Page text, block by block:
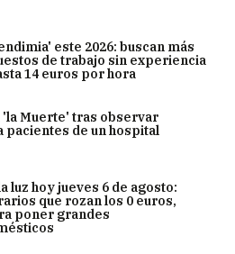
este 2026: buscan más
de trabajo sin experiencia
14 euros por hora
'la Muerte' tras observar
pacientes de un hospital
luz hoy jueves 6 de agosto:
que rozan los 0 euros,
poner grandes